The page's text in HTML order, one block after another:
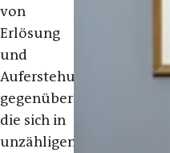
von
Erlösung
und
Auferstehung
gegenüberstand,
die sich in
unzähligen